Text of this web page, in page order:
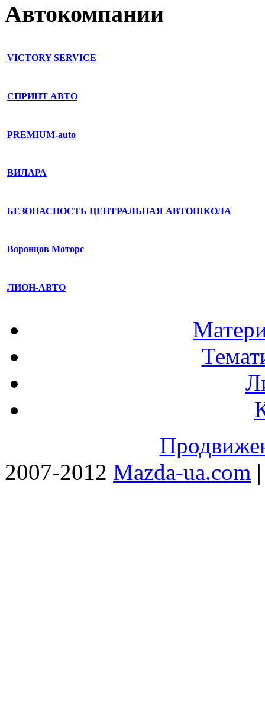
Автокомпании
VICTORY SERVICE
СПРИНТ АВТО
PREMIUM-auto
ВИЛАРА
БЕЗОПАСНОСТЬ ЦЕНТРАЛЬНАЯ АВТОШКОЛА
Воронцов Моторс
ЛИОН-АВТО
2007-2012 Mazda-ua.com